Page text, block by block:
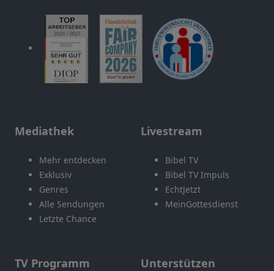
Mediathek
Mehr entdecken
Exklusiv
Genres
Alle Sendungen
Letzte Chance
Livestream
Bibel TV
Bibel TV Impuls
EchtJetzt
MeinGottesdienst
TV Programm Unterstützen